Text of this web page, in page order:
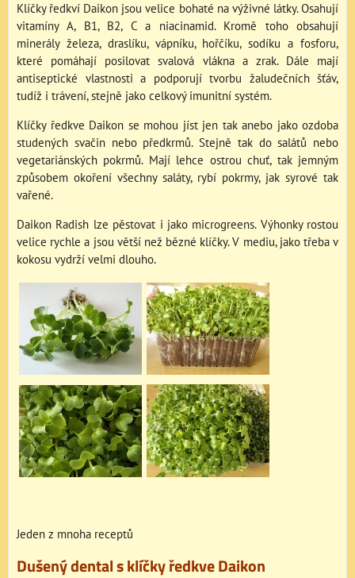
Klíčky ředkví Daikon jsou velice bohaté na výživné látky. Osahují
vitamíny A, B1, B2, C a niacinamid. Kromě toho obsahují
minerály železa, draslíku, vápníku, hořčíku, sodíku a fosforu,
které pomáhají posilovat svalová vlákna a zrak. Dále mají
antiseptické vlastnosti a podporují tvorbu žaludečních šťáv,
tudíž i trávení, stejně jako celkový imunitní systém.
Klíčky ředkve Daikon se mohou jíst jen tak anebo jako ozdoba
studených svačin nebo předkrmů. Stejně tak do salátů nebo
vegetariánských pokrmů. Mají lehce ostrou chuť, tak jemným
způsobem okoření všechny saláty, rybí pokrmy, jak syrové tak
vařené.
Daikon Radish lze pěstovat i jako microgreens. Výhonky rostou
velice rychle a jsou větší než bězné klíčky. V mediu, jako třeba v
kokosu vydrží velmi dlouho.
Jeden z mnoha receptů
Dušený dental s klíčky ředkve Daikon